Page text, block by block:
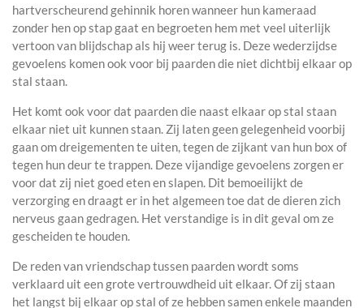
hartverscheurend gehinnik horen wanneer hun kameraad
zonder hen op stap gaat en begroeten hem met veel uiterlijk
vertoon van blijdschap als hij weer terug is. Deze wederzijdse
gevoelens komen ook voor bij paarden die niet dichtbij elkaar op
stal staan.
Het komt ook voor dat paarden die naast elkaar op stal staan
elkaar niet uit kunnen staan. Zij laten geen gelegenheid voorbij
gaan om dreigementen te uiten, tegen de zijkant van hun box of
tegen hun deur te trappen. Deze vijandige gevoelens zorgen er
voor dat zij niet goed eten en slapen. Dit bemoeilijkt de
verzorging en draagt er in het algemeen toe dat de dieren zich
nerveus gaan gedragen. Het verstandige is in dit geval om ze
gescheiden te houden.
De reden van vriendschap tussen paarden wordt soms
verklaard uit een grote vertrouwdheid uit elkaar. Of zij staan
het langst bij elkaar op stal of ze hebben samen enkele maanden